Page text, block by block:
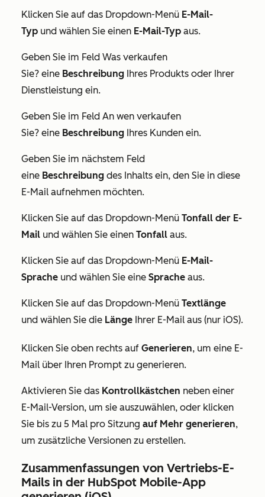
Klicken Sie auf das Dropdown-Menü E-Mail-
Typ und wählen Sie einen E-Mail-Typ aus.
Geben Sie im Feld Was verkaufen
Sie? eine Beschreibung Ihres Produkts oder Ihrer
Dienstleistung ein.
Geben Sie im Feld An wen verkaufen
Sie? eine Beschreibung Ihres Kunden ein.
Geben Sie im nächstem Feld
eine Beschreibung des Inhalts ein, den Sie in diese
E-Mail aufnehmen möchten.
Klicken Sie auf das Dropdown-Menü Tonfall der E-
Mail und wählen Sie einen Tonfall aus.
Klicken Sie auf das Dropdown-Menü E-Mail-
Sprache und wählen Sie eine Sprache aus.
Klicken Sie auf das Dropdown-Menü Textlänge
und wählen Sie die Länge Ihrer E-Mail aus (nur iOS).
Klicken Sie oben rechts auf Generieren, um eine E-
Mail über Ihren Prompt zu generieren.
Aktivieren Sie das Kontrollkästchen neben einer
E-Mail-Version, um sie auszuwählen, oder klicken
Sie bis zu 5 Mal pro Sitzung auf Mehr generieren,
um zusätzliche Versionen zu erstellen.
Zusammenfassungen von Vertriebs-E-
Mails in der HubSpot Mobile-App